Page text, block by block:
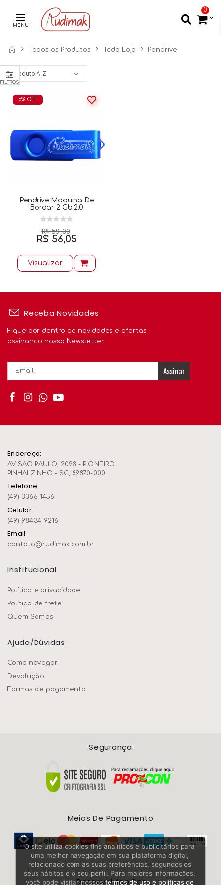
MENU
0
Todos os Produtos Toda Loja Pendrive
5% OFF
Pendrive Maquina De
Bordar 2 Gb 2.0
R$ 59,00
R$ 56,05
Visualizar
FILTROS
Receba Novidades
Fique por dentro de novidades e ofertas
assinando nossa Newsletter
Assinar
Endereço:
AV SAO PAULO, 2093 - PIONEIRO
PINHALZINHO - SC, 89870-000
Telefone:
(49) 3366-1456
Celular:
(49) 98434-9216
Email:
contato@rudimak.com.br
Institucional
Política e privacidade
Política de frete
Quem Somos
Ajuda/dúvidas
Como navegar
Devolução
Formas de pagamento
Segurança
Meios De Pagamento
Desenvolvido Por
O site utiliza cookies fins analíticos e publicitários para
uma melhor navegação em sua plataforma digital,
relacionado com as suas preferências, segundos os
seus hábitos e o seu perfil. Para maiores informações,
você pode visitar nossostermos de uso e políticas de